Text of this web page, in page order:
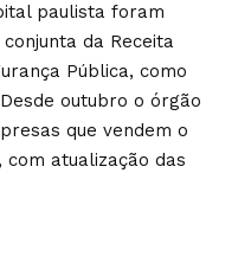
paulista foram
da Receita
Pública, como
outubro o órgão
que vendem o
atualização das